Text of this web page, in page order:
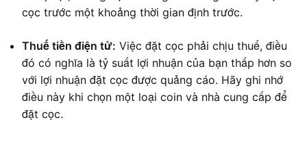
cọc trước một khoảng thời gian định trước.
Thuế tiền điện tử: Việc đặt cọc phải chịu thuế, điều
đó có nghĩa là tỷ suất lợi nhuận của bạn thấp hơn so
với lợi nhuận đặt cọc được quảng cáo. Hãy ghi nhớ
điều này khi chọn một loại coin và nhà cung cấp để
đặt cọc.